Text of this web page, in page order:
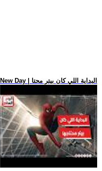
.. فيلم Spider-Man: Brand New Day | البداية اللي كان بيتر محتا